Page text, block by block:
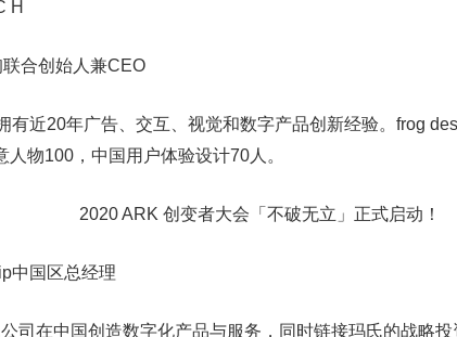
H
合创始人兼CEO
有近20年广告、交互、视觉和数字产品创新经验。frog
物100，中国用户体验设计70人。
中国区总经理
司在中国创造数字化产品与服务，同时链接玛氏的战略